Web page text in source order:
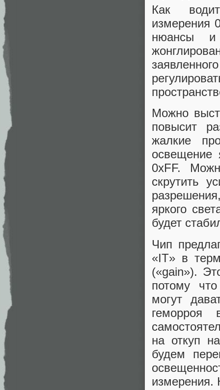
Как
измерения
нюансы и
Можно
повысит
жалкие
освещение
0xFF.
скрутить
яркого
будет
Чип
«IT» в
(«gain»).
потому
могут
на откуп
будем
измерения.